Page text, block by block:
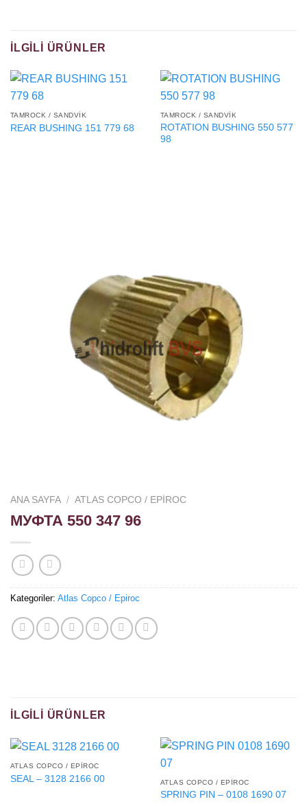
İLGILI ÜRÜNLER
TAMROCK / SANDVIK
REAR BUSHING 151 779 68
TAMROCK / SANDVIK
ROTATION BUSHING 550 577
98
ANA SAYFA / ATLAS COPCO / EPIROC
МУФТА 550 347 96
Kategoriler: Atlas Copco / Epiroc
İLGILI ÜRÜNLER
ATLAS COPCO / EPIROC
SEAL – 3128 2166 00 ATLAS COPCO / EPIROC
SPRING PIN – 0108 1690 07